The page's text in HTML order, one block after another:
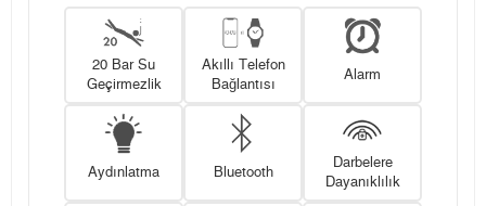
20 Bar Su
Geçirmezlik
Akıllı Telefon
Bağlantısı
Alarm
Aydınlatma Bluetooth
Darbelere
Dayanıklılık